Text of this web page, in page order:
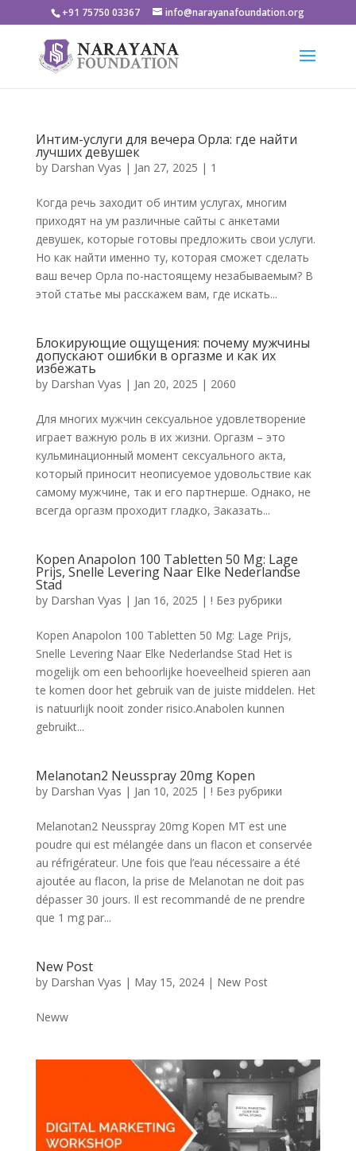
+91 75750 03367 info@narayanafoundation.org
Интим-услуги для вечера Орла: где найти
лучших девушек
by Darshan Vyas | Jan 27, 2025 | 1
Когда речь заходит об интим услугах, многим
приходят на ум различные сайты с анкетами
девушек, которые готовы предложить свои услуги.
Но как найти именно ту, которая сможет сделать
ваш вечер Орла по-настоящему незабываемым? В
этой статье мы расскажем вам, где искать...
Блокирующие ощущения: почему мужчины
допускают ошибки в оргазме и как их
избежать
by Darshan Vyas | Jan 20, 2025 | 2060
Для многих мужчин сексуальное удовлетворение
играет важную роль в их жизни. Оргазм – это
кульминационный момент сексуального акта,
который приносит неописуемое удовольствие как
самому мужчине, так и его партнерше. Однако, не
всегда оргазм проходит гладко, Заказать...
Kopen Anapolon 100 Tabletten 50 Mg: Lage
Prijs, Snelle Levering Naar Elke Nederlandse
Stad
by Darshan Vyas | Jan 16, 2025 | ! Без рубрики
Kopen Anapolon 100 Tabletten 50 Mg: Lage Prijs,
Snelle Levering Naar Elke Nederlandse Stad Het is
mogelijk om een behoorlijke hoeveelheid spieren aan
te komen door het gebruik van de juiste middelen. Het
is natuurlijk nooit zonder risico.Anabolen kunnen
gebruikt...
Melanotan2 Neusspray 20mg Kopen
by Darshan Vyas | Jan 10, 2025 | ! Без рубрики
Melanotan2 Neusspray 20mg Kopen MT est une
poudre qui est mélangée dans un flacon et conservée
au réfrigérateur. Une fois que l’eau nécessaire a été
ajoutée au flacon, la prise de Melanotan ne doit pas
dépasser 30 jours. Il est recommandé de ne prendre
que 1 mg par...
New Post
by Darshan Vyas | May 15, 2024| New Post
Neww